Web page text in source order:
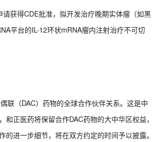
获得CDE批准，拟开发治疗晚期实体瘤（如黑
平台的IL-12环状mRNA瘤内注射治疗不可切
联（DAC）药物的全球合作伙伴关系。这是中
正医药将保留合作DAC药物的大中华区权益，
进一步细节，将在双方约定的时间予以披露。